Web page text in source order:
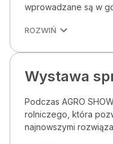
wprowadzane są w
ROZWIŃ
Wystawa
Podczas AGRO
rolniczego, która
najnowszymi